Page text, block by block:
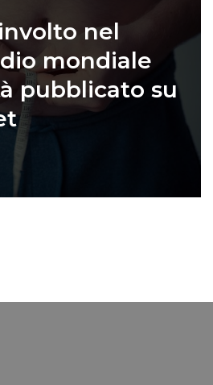
nel
mondiale
pubblicato su